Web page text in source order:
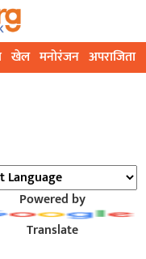
खेल मनोरंजन अपराजिता
Powered by
Translate